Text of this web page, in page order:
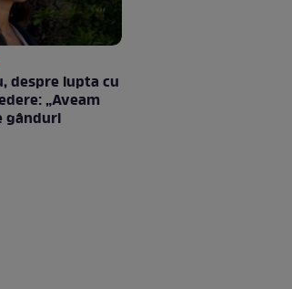
despre lupta cu
„Aveam
gânduri